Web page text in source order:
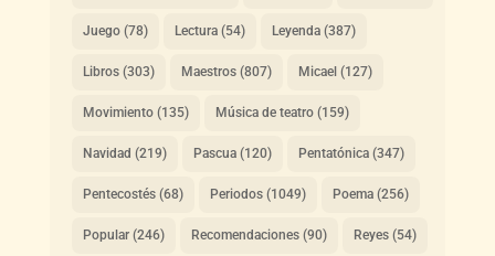
Juego(78) Lectura(54) Leyenda(387)
Libros(303) Maestros(807) Micael (127)
Movimiento(135) Música de teatro(159)
Navidad (219) Pascua(120) Pentatónica(347)
Pentecostés(68) Periodos(1049) Poema(256)
Popular(246) Recomendaciones(90) Reyes(54)